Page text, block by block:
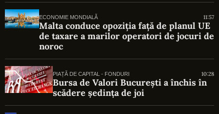
ECONOMIE MONDIALĂ 11:57
Malta conduce opoziția față de planul UE
de taxare a marilor operatori de jocuri de
noroc
PIAȚĂ DE CAPITAL - FONDURI 10:28
Bursa de Valori București a închis în
scădere ședința de joi